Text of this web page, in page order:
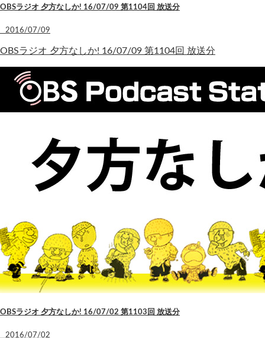
OBSラジオ 夕方なしか! 16/07/09 第1104回 放送分
2016/07/09
OBSラジオ 夕方なしか! 16/07/09 第1104回 放送分
OBSラジオ 夕方なしか! 16/07/02 第1103回 放送分
2016/07/02